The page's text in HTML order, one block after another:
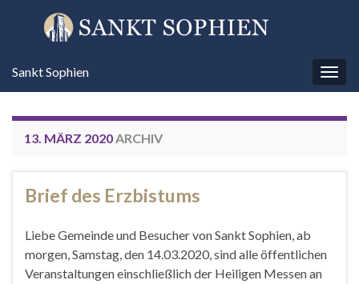
Sankt Sophien
13. MÄRZ 2020ARCHIV
Brief des Erzbistums
Liebe Gemeinde und Besucher von Sankt Sophien, ab
morgen, Samstag, den 14.03.2020, sind alle öffentlichen
Veranstaltungen einschließlich der Heiligen Messen an